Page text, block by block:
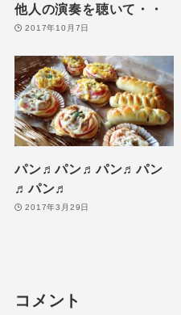
他人の演奏を聴いて・・
2017年10月7日
パン♬パン♬パン♬パン
♬パン♬
2017年3月29日
コメント